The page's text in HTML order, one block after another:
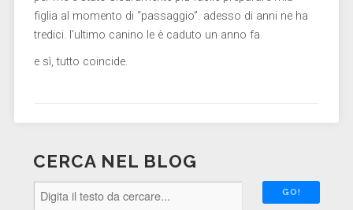
figlia al momento di “passaggio”. adesso di anni ne ha
tredici. l’ultimo canino le è caduto un anno fa.
e sì, tutto coincide.
CERCA NEL BLOG